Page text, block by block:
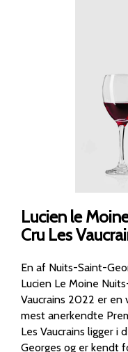
Lucien le
Cru Les
En af Nuits-Saint-
Lucien Le Moine
Vaucrains 2022 er en
mest anerkendte
Les Vaucrains ligger i
Georges og er kendt